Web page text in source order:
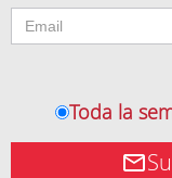
Toda la